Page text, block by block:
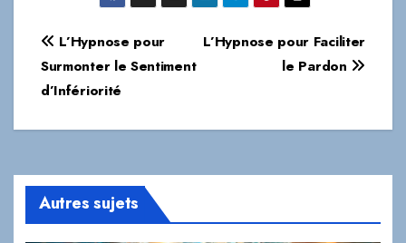
Navigation
de
l’article
L’Hypnose pour Faciliter
le Pardon
L’Hypnose pour
Surmonter le Sentiment
d’Infériorité
Autres sujets